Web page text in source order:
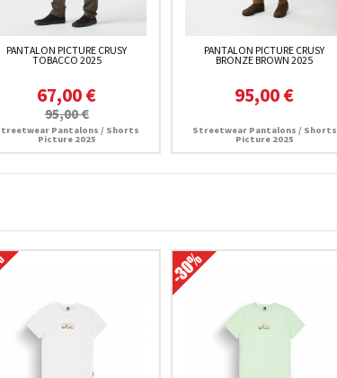
PANTALON PICTURE CRUSY
TOBACCO 2025
67,00 €
95,00 €
Pantalons / Shorts
Picture 2025
PANTALON PICTURE CRUSY
BRONZE BROWN 2025
95,00 €
Streetwear Pantalons / Shorts
Picture 2025